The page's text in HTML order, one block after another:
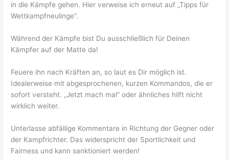
in die Kämpfe gehen. Hier verweise ich erneut auf „Tipps für
Wettkampfneulinge“.
Während der Kämpfe bist Du ausschließlich für Deinen
Kämpfer auf der Matte da!
Feuere ihn nach Kräften an, so laut es Dir möglich ist.
Idealerweise mit abgesprochenen, kurzen Kommandos, die er
sofort versteht. „Jetzt mach mal“ oder ähnliches hilft nicht
wirklich weiter.
Unterlasse abfällige Kommentare in Richtung der Gegner oder
der Kampfrichter. Das widerspricht der Sportlichkeit und
Fairness und kann sanktioniert werden!